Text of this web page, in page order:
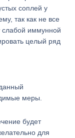
соплей у
так как не все
слабой иммунной
целый ряд
меры.
будет
для